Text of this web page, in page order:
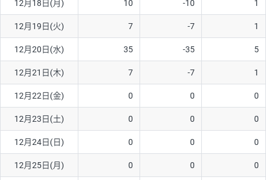
ソ/円は10万通貨単位。
12月18日(月) 10 -10 1
12月19日(火) 7 -7 1
12月20日(水) 35 -35 5
12月21日(木) 7 -7 1
12月22日(金) 0 0 0
12月23日(土) 0 0 0
12月24日(日) 0 0 0
12月25日(月) 0 0 0